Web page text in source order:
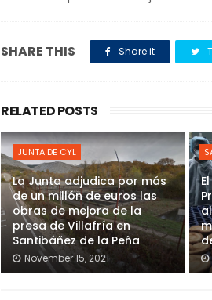
SHARE THIS Share it
RELATED POSTS
JUNTA DE CYL
La Junta adjudica por más
de un millón de euros las
obras de mejora de la
presa de Villafría en
Santibáñez de la Peña
November 15, 2021